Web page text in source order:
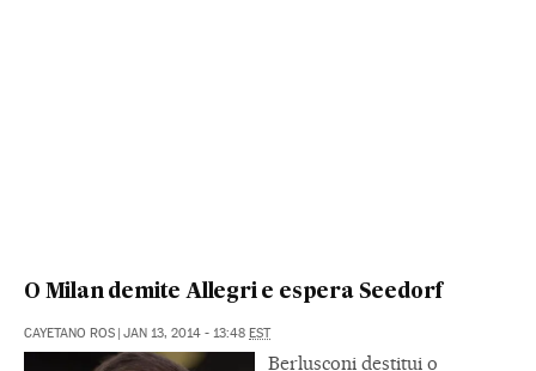
O Milan demite Allegri e espera Seedorf
CAYETANO ROS | JAN 13, 2014 - 13:48 EST
Berlusconi destitui o